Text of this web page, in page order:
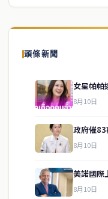
頭條新聞
女星帕帕
8月10日
政府催
8月10日
美諾國際
8月10日